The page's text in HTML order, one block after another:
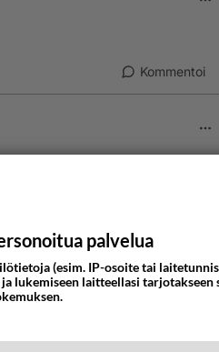
Kommentoi
ole vielä vahvistuneet.
palvelua
(esim. IP-osoite tai
lukemiseen laitteellasi tarjotakseen